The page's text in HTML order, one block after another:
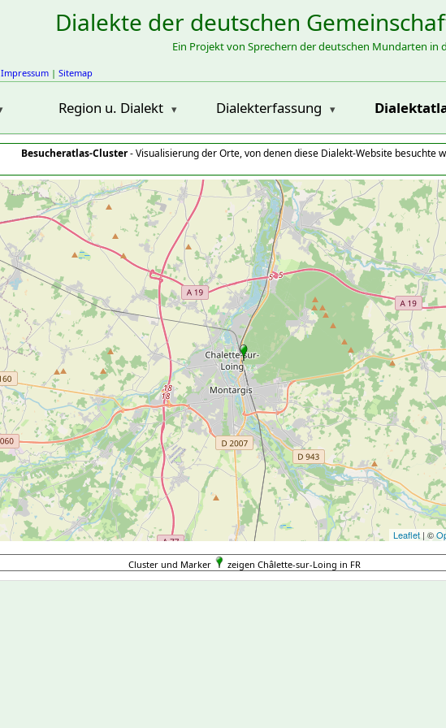
Dialekte der deutschen
Ein Projekt von Sprechern der deutschen Mundarten in
Impressum | Sitemap
Region u. Dialekt Dialekterfassung
Besucheratlas-Cluster- Visualisierung der Orte, von denen diese Dialekt-Website besuchte
Leaflet | ©
Cluster und Marker zeigen Châlette-sur-Loing in FR